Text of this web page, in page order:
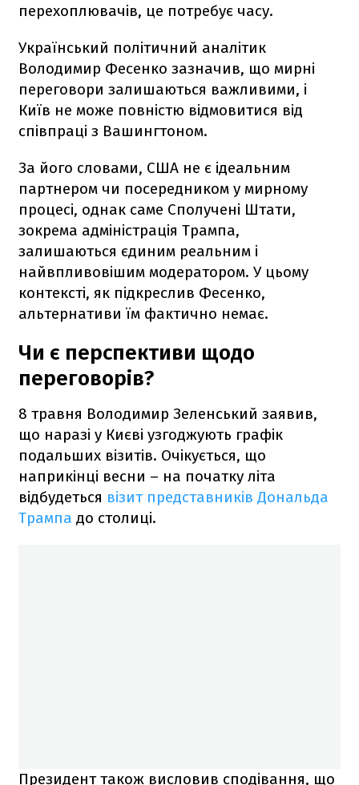
перехоплювачів, це потребує часу.
Український політичний аналітик
Володимир Фесенко зазначив, що мирні
переговори залишаються важливими, і
Київ не може повністю відмовитися від
співпраці з Вашингтоном.
За його словами, США не є ідеальним
партнером чи посередником у мирному
процесі, однак саме Сполучені Штати,
зокрема адміністрація Трампа,
залишаються єдиним реальним і
найвпливовішим модератором. У цьому
контексті, як підкреслив Фесенко,
альтернативи їм фактично немає.
Чи є перспективи щодо
переговорів?
8 травня Володимир Зеленський заявив,
що наразі у Києві узгоджують графік
подальших візитів. Очікується, що
наприкінці весни – на початку літа
відбудеться візит представників Дональда
Трампа до столиці.
Президент також висловив сподівання, що